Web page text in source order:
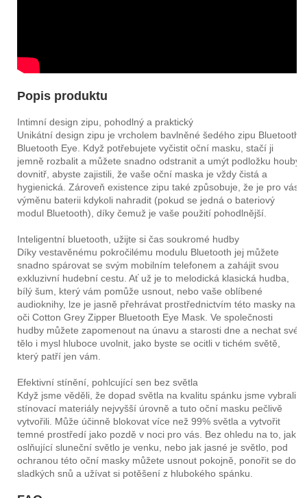
Popis produktu
Intimní design zipu, pohodlný a praktický
Unikátní design zipu je vrcholem bavlněné šedého zipu Bluetooth
Bluetooth Eye. Když potřebujete vyčistit oční masku, stačí ji
jemně rozbalit a můžete snadno odstranit a umýt podložku houby
dovnitř, abyste zajistili, že vaše oční maska ​​je vždy čistá a
hygienická. Zároveň existence zipu také způsobuje, že je pro vás
výměnu baterii kdykoli nahradit (pokud se jedná o bateriový
modul Bluetooth), díky čemuž je vaše použití pohodlnější.
Inteligentní bluetooth, užijte si čas soukromé hudby
Díky vestavěnému pokročilému modulu Bluetooth jej můžete
snadno spárovat se svým mobilním telefonem a zahájit svou
exkluzivní hudební cestu. Ať už je to melodická klasická hudba,
bílý šum, který vám pomůže usnout, nebo vaše oblíbené
audioknihy, lze je jasně přehrávat prostřednictvím této masky na
oči Cotton Grey Zipper Bluetooth Eye Mask. Ve společnosti
hudby můžete zapomenout na únavu a starosti dne a nechat své
tělo i mysl hluboce uvolnit, jako byste se ocitli v tichém světě,
který patří jen vám.
Efektivní stínění, pohlcující sen bez světla
Když jsme věděli, že dopad světla na kvalitu spánku jsme vybrali
stínovací materiály nejvyšší úrovně a tuto oční masku pečlivě
vytvořili. Může účinně blokovat více než 99% světla a vytvořit
temné prostředí jako pozdě v noci pro vás. Bez ohledu na to, jak
oslňující sluneční světlo je venku, nebo jak jasné je světlo, pod
ochranou této oční masky můžete usnout pokojně, ponořit se do
sladkých snů a užívat si potěšení z hlubokého spánku.